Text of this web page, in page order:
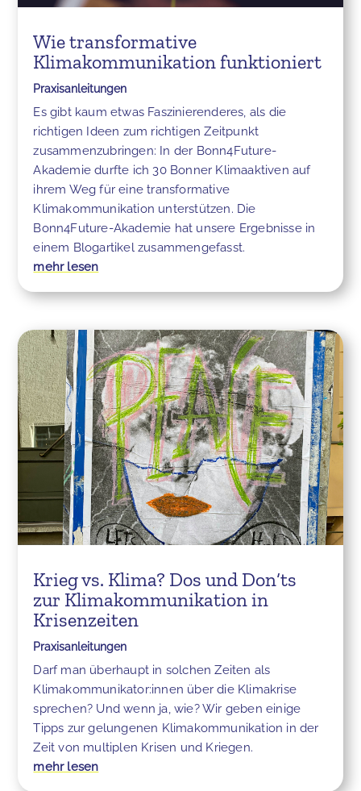
Wie transformative
Klimakommunikation funktioniert
Praxisanleitungen
Es gibt kaum etwas Faszinierenderes, als die
richtigen Ideen zum richtigen Zeitpunkt
zusammenzubringen: In der Bonn4Future-
Akademie durfte ich 30 Bonner Klimaaktiven auf
ihrem Weg für eine transformative
Klimakommunikation unterstützen. Die
Bonn4Future-Akademie hat unsere Ergebnisse in
einem Blogartikel zusammengefasst.
mehr lesen
Krieg vs. Klima? Dos und Don‘ts
zur Klimakommunikation in
Krisenzeiten
Praxisanleitungen
Darf man überhaupt in solchen Zeiten als
Klimakommunikator:innen über die Klimakrise
sprechen? Und wenn ja, wie? Wir geben einige
Tipps zur gelungenen Klimakommunikation in der
Zeit von multiplen Krisen und Kriegen.
mehr lesen